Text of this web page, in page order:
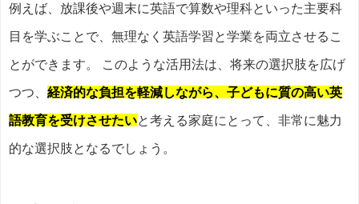
例えば、放課後や週末に英語で算数や理科といった主要科
目を学ぶことで、無理なく英語学習と学業を両立させるこ
とができます。 このような活用法は、将来の選択肢を広げ
つつ、 経済的な負担を軽減しながら、子どもに質の高い英
語教育を受けさせたいと考える家庭にとって、非常に魅力
的な選択肢となるでしょう。